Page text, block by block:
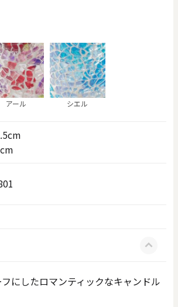
企業情報 お知らせ
アール シエル
にしたロマンティックなキャンドル